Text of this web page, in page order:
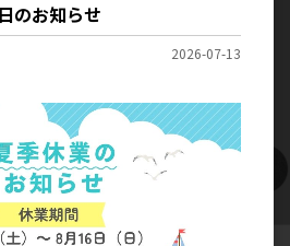
のお知らせ
2026-07-13